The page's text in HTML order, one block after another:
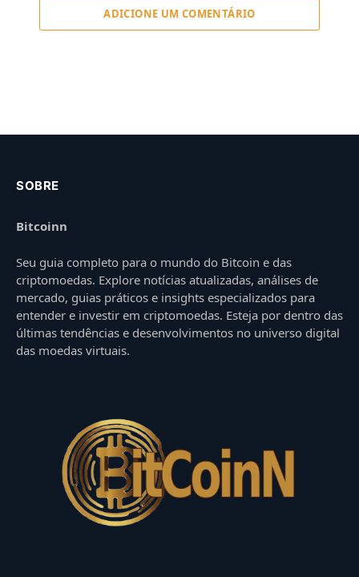
ADICIONE UM COMENTÁRIO
SOBRE
Bitcoinn
Seu guia completo para o mundo do Bitcoin e das
criptomoedas. Explore notícias atualizadas, análises de
mercado, guias práticos e insights especializados para
entender e investir em criptomoedas. Esteja por dentro das
últimas tendências e desenvolvimentos no universo digital
das moedas virtuais.